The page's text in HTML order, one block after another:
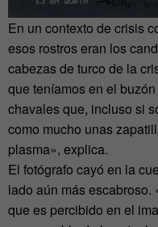
En un contexto de crisis
esos rostros eran los
cabezas de turco de la
que teníamos en el
chavales que, incluso si
como mucho unas
plasma», explica.
El fotógrafo cayó en la
lado aún más
que es percibido en el